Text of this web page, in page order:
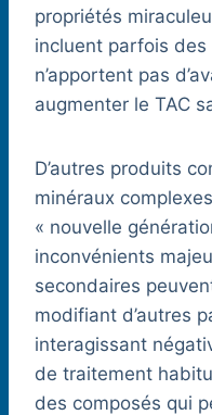
propriétés
incluent parfois
n’apportent pas
augmenter le TAC
D’autres produits
minéraux
« nouvelle
inconvénients
secondaires
modifiant d’autres
interagissant
de traitement
des composés qui